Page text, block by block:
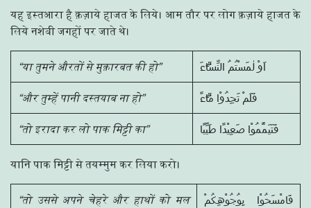
यह इस्तआरा है क़ज़ाये हाजत के लिये। आम तौर पर लोग क़ज़ाये हाजत के
लिये नशेबी जगहों पर जाते थे।
“या तुमने औरतों से मुक़ारबत की हो” اَوْ لٰمَسْتُمُ النِّسَاۗءَ
“और तुम्हें पानी दस्तयाब ना हो” فَلَمْ تَجِدُوْا مَاۗءً
“तो इरादा कर लो पाक मिट्टी का” فَتَيَمَّمُوْا صَعِيْدًا طَيِّبًا
यानि पाक मिट्टी से तयम्मुम कर लिया करो।
“तो उससे अपने चेहरे और हाथों को मल
فَامْسَحُوْا بِوُجُوْهِكُمْ